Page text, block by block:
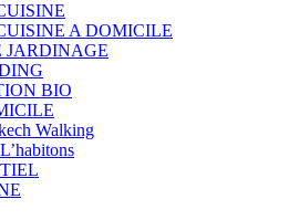
A DOMICILE
JARDINAGE
BIO
Walking